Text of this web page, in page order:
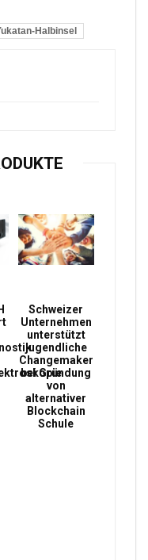
Halbinsel
Schweizer
Unternehmen
unterstützt
jugendliche
Changemaker
bei Gründung
von
alternativer
Blockchain
Schule